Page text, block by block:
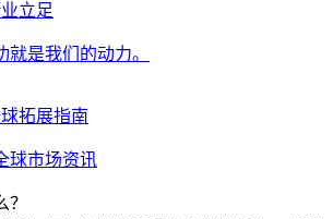
立足
就是我们的动力。
拓展指南
球市场资讯